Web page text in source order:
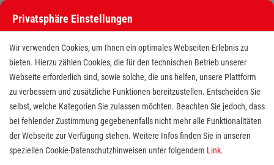
Ausbilder / Dozent (m/w/d) für
Privatsphäre Einstellungen
Wir verwenden Cookies, um Ihnen ein optimales Webseiten-Erlebnis zu
bieten. Hierzu zählen Cookies, die für den technischen Betrieb unserer
Webseite erforderlich sind, sowie solche, die uns helfen, unsere Plattform
zu verbessern und zusätzliche Funktionen bereitzustellen. Entscheiden Sie
selbst, welche Kategorien Sie zulassen möchten. Beachten Sie jedoch, dass
bei fehlender Zustimmung gegebenenfalls nicht mehr alle Funktionalitäten
der Webseite zur Verfügung stehen. Weitere Infos finden Sie in unseren
speziellen Cookie-Datenschutzhinweisen unter folgendem Link.